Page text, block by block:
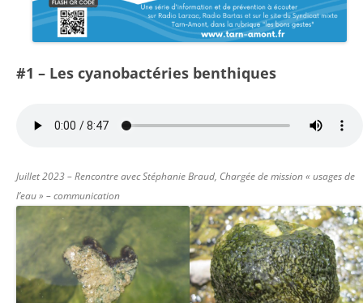
#1 – Les cyanobactéries benthiques
Juillet 2023 – Rencontre avec Stéphanie Braud, Chargée de mission « usages de
l’eau » – communication